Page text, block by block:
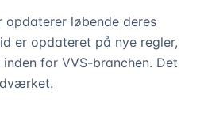
opdaterer løbende deres
er opdateret på nye regler,
for VVS-branchen. Det